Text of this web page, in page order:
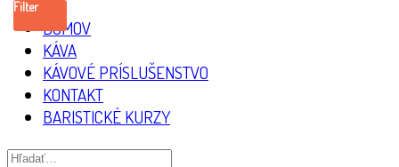
DOMOV
KÁVA
KÁVOVÉ PRÍSLUŠENSTVO
KONTAKT
BARISTICKÉ KURZY
Filter